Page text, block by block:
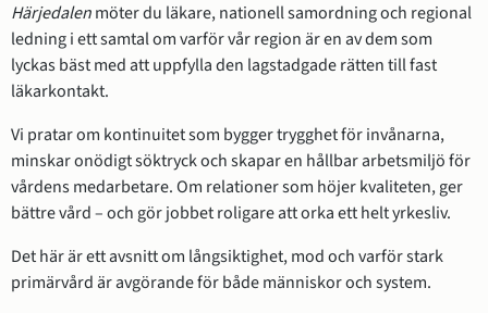
Härjedalen möter du läkare, nationell samordning och regional
ledning i ett samtal om varför vår region är en av dem som
lyckas bäst med att uppfylla den lagstadgade rätten till fast
läkarkontakt.
Vi pratar om kontinuitet som bygger trygghet för invånarna,
minskar onödigt söktryck och skapar en hållbar arbetsmiljö för
vårdens medarbetare. Om relationer som höjer kvaliteten, ger
bättre vård – och gör jobbet roligare att orka ett helt yrkesliv.
Det här är ett avsnitt om långsiktighet, mod och varför stark
primärvård är avgörande för både människor och system.